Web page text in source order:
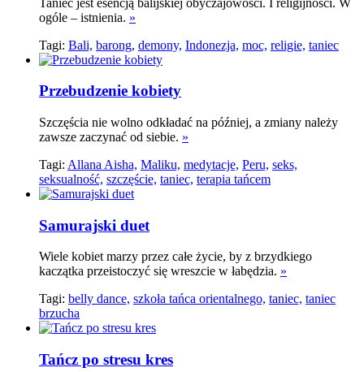
ogóle – istnienia. »
Tagi: Bali, barong, demony, Indonezja, moc, religie, taniec
Przebudzenie kobiety
Szczęścia nie wolno odkładać na później, a zmiany należy
zawsze zaczynać od siebie. »
Tagi: Allana Aisha, Maliku, medytacje, Peru, seks,
seksualność, szczęście, taniec, terapia tańcem
Samurajski duet
Wiele kobiet marzy przez całe życie, by z brzydkiego
kaczątka przeistoczyć się wreszcie w łabędzia. »
Tagi: belly dance, szkoła tańca orientalnego, taniec, taniec
brzucha
Tańcz po stresu kres